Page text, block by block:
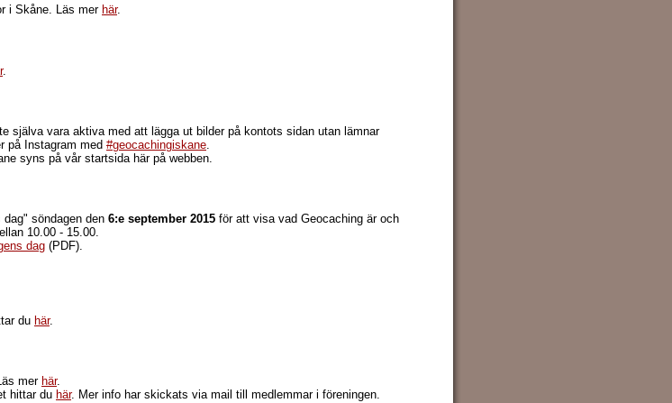
i Skåne. Läs mer här.
.
själva vara aktiva med att lägga ut bilder på kontots sidan utan lämnar
på Instagram med #geocachingiskane.
syns på vår startsida här på webben.
söndagen den 6:e september 2015 för att visa vad Geocaching är och
10.00 - 15.00.
dag (PDF).
du här.
mer här.
hittar du här. Mer info har skickats via mail till medlemmar i föreningen.